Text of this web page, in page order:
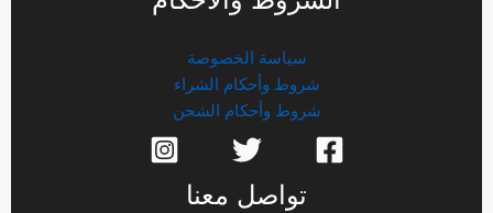
سياسة الخصوصة
شروط وأحكام الشراء
شروط وأحكام الشحن
تواصل معنا